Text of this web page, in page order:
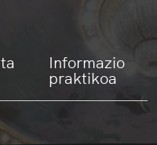
Informazio
praktikoa